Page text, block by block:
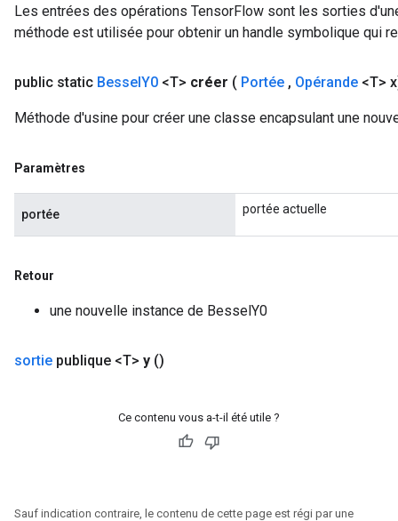
Les entrées des opérations TensorFlow sont les sorties
méthode est utilisée pour obtenir un handle symbolique qui
public static BesselY0 <T> créer ( Portée , Opérande <T>
Méthode d'usine pour créer une classe encapsulant une
Paramètres
portée portée actuelle
Retour
une nouvelle instance de BesselY0
sortie publique <T> y ()
Ce contenu vous a-t-il été utile ?
Sauf indication contraire, le contenu de cette page est régi par une